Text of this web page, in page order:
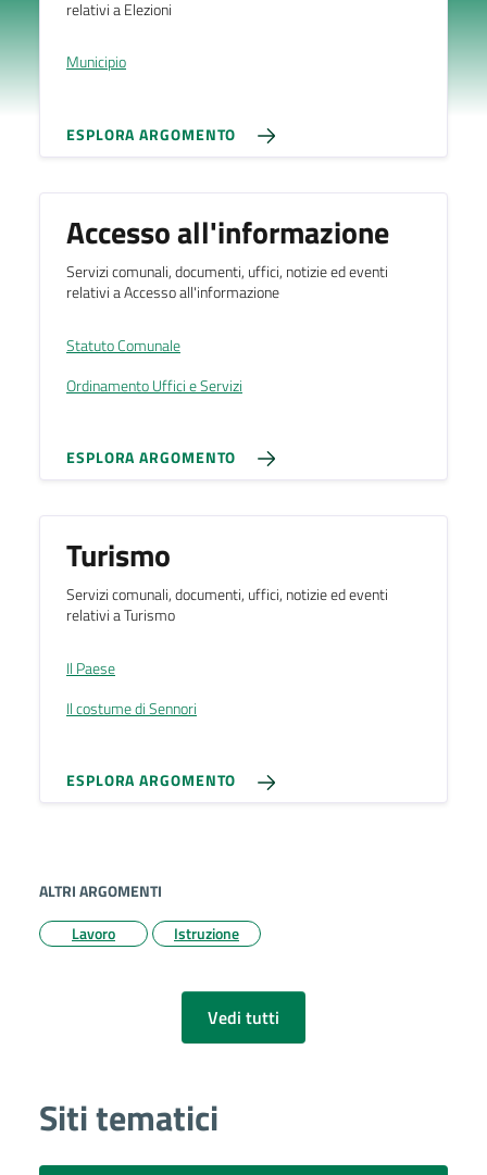
relativi a Elezioni
Municipio
ESPLORA ARGOMENTO
Accesso all'informazione
Servizi comunali, documenti, uffici, notizie ed eventi
relativi a Accesso all'informazione
Statuto Comunale
Ordinamento Uffici e Servizi
ESPLORA ARGOMENTO
Turismo
Servizi comunali, documenti, uffici, notizie ed eventi
relativi a Turismo
Il Paese
Il costume di Sennori
ESPLORA ARGOMENTO
ALTRI ARGOMENTI
Lavoro
Istruzione
Vedi tutti
Siti tematici